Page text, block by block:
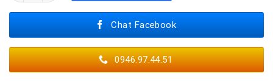
Chat Facebook
0946.97.44.51